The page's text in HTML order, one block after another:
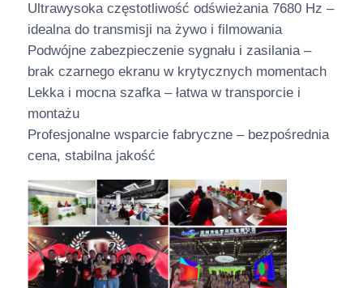
Ultrawysoka częstotliwość odświeżania 7680 Hz –
idealna do transmisji na żywo i filmowania
Podwójne zabezpieczenie sygnału i zasilania –
brak czarnego ekranu w krytycznych momentach
Lekka i mocna szafka – łatwa w transporcie i
montażu
Profesjonalne wsparcie fabryczne – bezpośrednia
cena, stabilna jakość